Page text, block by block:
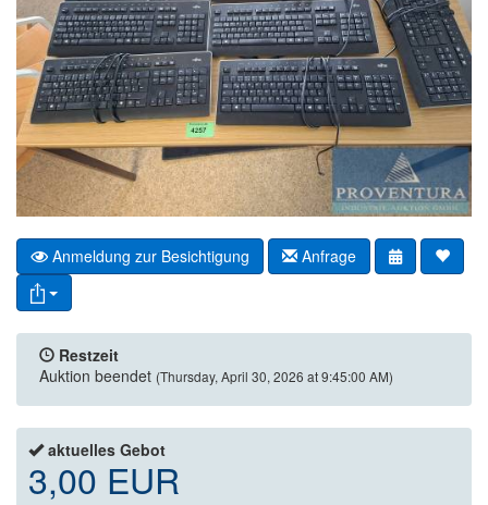
Anmeldung zur Besichtigung Anfrage
Restzeit
Auktion beendet (Thursday, April 30, 2026 at 9:45:00 AM)
aktuelles Gebot
3,00 EUR